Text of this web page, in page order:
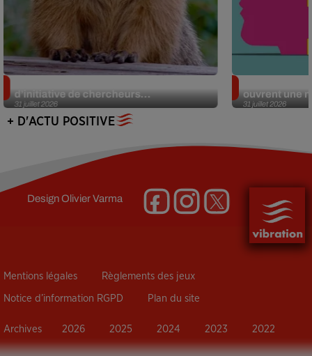
31 juillet 2026
d’initiative de chercheurs...
31 juillet 2026
ouvrent une
+ D'ACTU POSITIVE
DesignOlivier Varma
Mentions légales Règlements des jeux
Notice d’information RGPD Plan du site
Archives 2026 2025 2024 2023 2022